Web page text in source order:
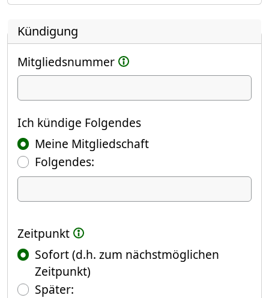
Kündigung
Mitgliedsnummer
Ich kündige
Ich kündige Folgendes
Meine Mitgliedschaft
Folgendes:
Ich kündige Folgendes
Zeitpunkt
Sofort (d.h. zum nächstmöglichen
Zeitpunkt)
Später:(Fokus springt automatisch ins